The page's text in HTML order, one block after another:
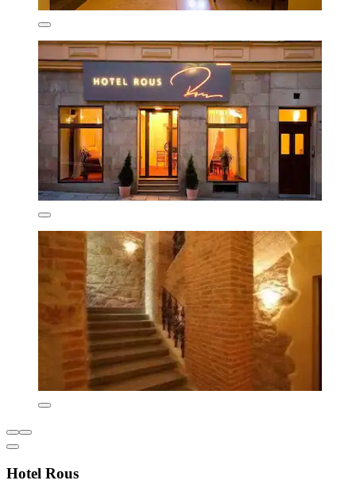
Hotel Rous